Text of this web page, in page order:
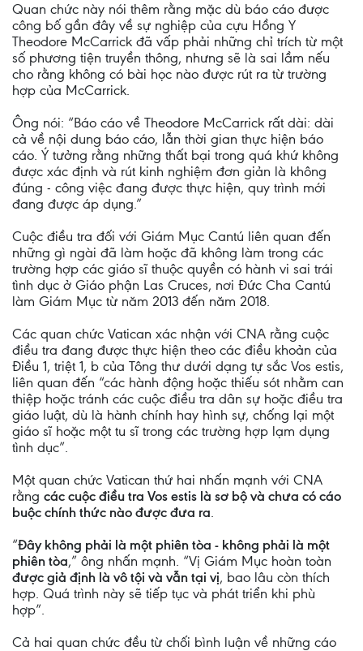
Quan chức này nói thêm rằng mặc dù báo cáo được
công bố gần đây về sự nghiệp của cựu Hồng Y
Theodore McCarrick đã vấp phải những chỉ trích từ một
số phương tiện truyền thông, nhưng sẽ là sai lầm nếu
cho rằng không có bài học nào được rút ra từ trường
hợp của McCarrick.
Ông nói: “Báo cáo về Theodore McCarrick rất dài: dài
cả về nội dung báo cáo, lẫn thời gian thực hiện báo
cáo. Ý tưởng rằng những thất bại trong quá khứ không
được xác định và rút kinh nghiệm đơn giản là không
đúng - công việc đang được thực hiện, quy trình mới
đang được áp dụng.”
Cuộc điều tra đối với Giám Mục Cantú liên quan đến
những gì ngài đã làm hoặc đã không làm trong các
trường hợp các giáo sĩ thuộc quyền có hành vi sai trái
tình dục ở Giáo phận Las Cruces, nơi Đức Cha Cantú
làm Giám Mục từ năm 2013 đến năm 2018.
Các quan chức Vatican xác nhận với CNA rằng cuộc
điều tra đang được thực hiện theo các điều khoản của
Điều 1, triệt 1, b của Tông thư dưới dạng tự sắc Vos estis,
liên quan đến “các hành động hoặc thiếu sót nhằm can
thiệp hoặc tránh các cuộc điều tra dân sự hoặc điều tra
giáo luật, dù là hành chính hay hình sự, chống lại một
giáo sĩ hoặc một tu sĩ trong các trường hợp lạm dụng
tình dục”.
Một quan chức Vatican thứ hai nhấn mạnh với CNA
rằng các cuộc điều tra Vos estis là sơ bộ và chưa có cáo
buộc chính thức nào được đưa ra.
“Đây không phải là một phiên tòa - không phải là một
phiên tòa,” ông nhấn mạnh. “Vị Giám Mục hoàn toàn
được giả định là vô tội và vẫn tại vị, bao lâu còn thích
hợp. Quá trình này sẽ tiếp tục và phát triển khi phù
hợp”.
Cả hai quan chức đều từ chối bình luận về những cáo